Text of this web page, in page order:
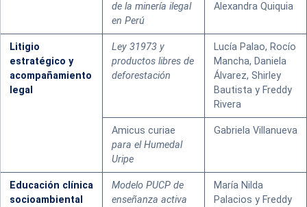
de la minería ilegal
en Perú
Alexandra Quiquia
Litigio
estratégico y
acompañamiento
legal
Ley 31973 y
productos libres de
deforestación
Lucía Palao, Rocío
Mancha, Daniela
Álvarez, Shirley
Bautista y Freddy
Rivera
Amicus curiae
para el Humedal
Uripe
Gabriela Villanueva
Educación clínica
socioambiental
Modelo PUCP de
enseñanza activa
María Nilda
Palacios y Freddy